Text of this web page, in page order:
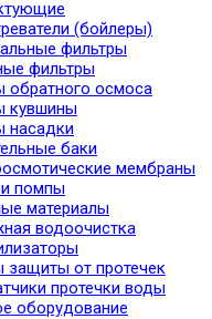
(бойлеры)
фильтры
фильтры
обратного осмоса
кувшины
насадки
баки
мембраны
помпы
материалы
водоочистка
защиты от протечек
протечки воды
оборудование